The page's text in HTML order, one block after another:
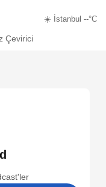
☀️ İstanbul --°C
Çevirici